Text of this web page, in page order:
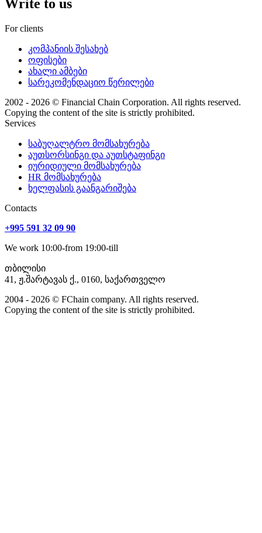
Write to us
For clients
კომპანიის შესახებ
ოფისები
ახალი ამბები
სარეკომენდაციო წერილები
2002 - 2026 © Financial Chain Corporation. All rights reserved.
Copying the content of the site is strictly prohibited.
Services
საბუღალტრო მომსახურება
აუთსორსინგი და აუთსტაფინგი
იურიდიული მომსახურება
HR მომსახურება
ხელფასის გაანგარიშება
Сontacts
+995 591 32 09 90
We work 10:00-from 19:00-till
თბილისი
41, ჟ.შარტავას ქ., 0160, საქართველო
2004 - 2026 © FChain company. All rights reserved.
Copying the content of the site is strictly prohibited.